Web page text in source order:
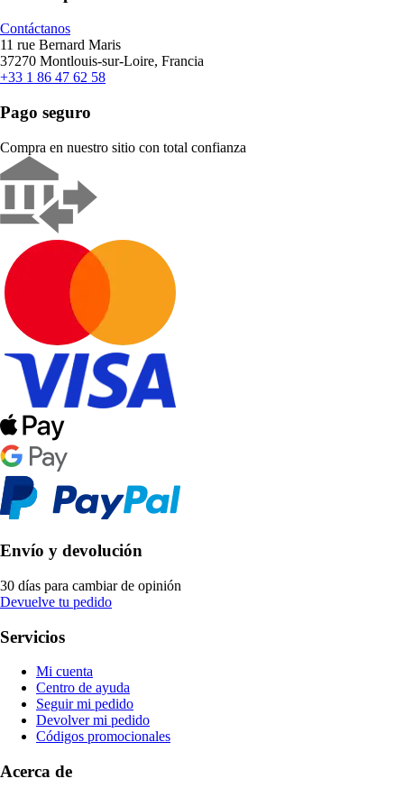
Contáctanos
11 rue Bernard Maris
37270 Montlouis-sur-Loire, Francia
+33 1 86 47 62 58
Pago seguro
Compra en nuestro sitio con total confianza
Envío y devolución
30 días para cambiar de opinión
Devuelve tu pedido
Servicios
Mi cuenta
Centro de ayuda
Seguir mi pedido
Devolver mi pedido
Códigos promocionales
Acerca de